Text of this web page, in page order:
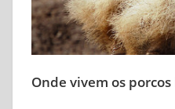
Onde vivem os